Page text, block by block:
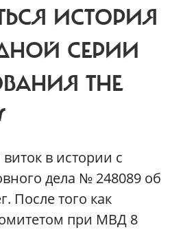
ИСТОРИЯ
СЕРИИ
THE
в истории с
дела № 248089 об
После того как
при МВД 8